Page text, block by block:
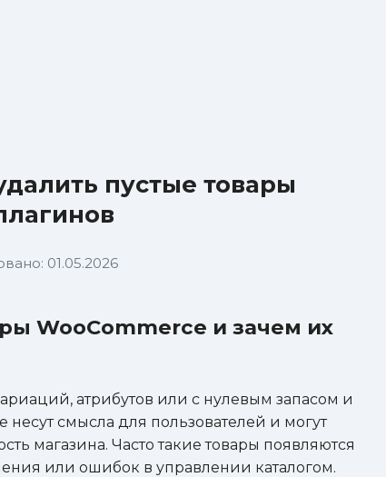
пустые товары
01.05.2026
WooCommerce и зачем их
атрибутов или с нулевым запасом и
несут смысла для пользователей и могут
магазина. Часто такие товары появляются
или ошибок в управлении каталогом.